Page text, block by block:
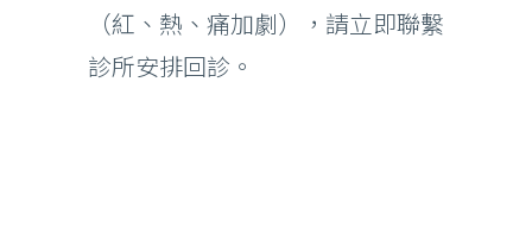
（紅、熱、痛加劇），請立即聯繫
診所安排回診。